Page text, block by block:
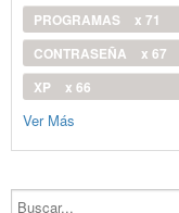
PROGRAMAS
x 71
CONTRASEÑA
x 67
XP
x 66
Ver Más
Buscar...